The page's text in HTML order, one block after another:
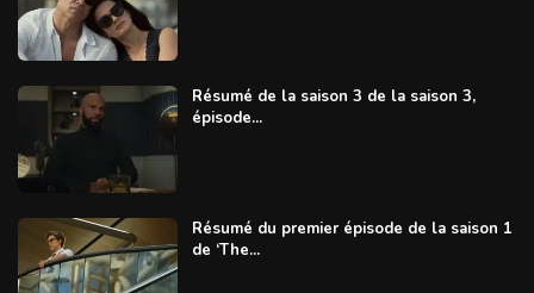
Résumé de la saison 3 de la saison 3,
épisode...
Résumé du premier épisode de la saison 1
de ‘The...